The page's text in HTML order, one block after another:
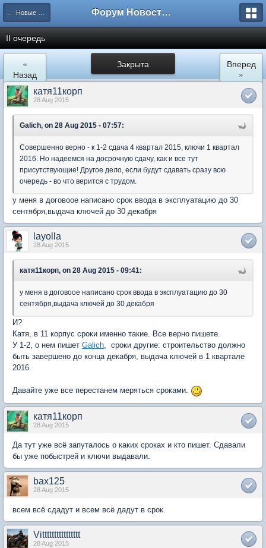
← Новые Водники Форум Новостройки
II очередь
Закрыта
«
Назад
Вперед
»
катя11корп
28 Aug 2015
Galich, on 28 Aug 2015 - 07:57:
Совершенно верно - к 1-2 сдача 4 квартал 2015, ключи 1 квартал
2016. Но надеемся на досрочную сдачу, как и все тут
присутствующие! Другое дело, если будут сдавать сразу всю
очередь - во что верится с трудом.
у меня в договоое написано срок ввода в эксплуатацию до 30
сентября,выдача ключей до 30 декабря
layolla
28 Aug 2015
катя11корп, on 28 Aug 2015 - 09:41:
у меня в договоое написано срок ввода в эксплуатацию до 30
сентября,выдача ключей до 30 декабря
И?
Катя, в 11 корпус сроки именно такие. Все верно пишете.
У 1-2, о нем пишет Galich, сроки другие: строительство должно
быть завершено до конца декабря, выдача ключей в 1 квартале
2016.
Давайте уже все перестанем меряться сроками.
катя11корп
28 Aug 2015
Да тут уже всё запуталось о каких сроках и кто пишет. Сдавали
бы уже побыстрей и ключи выдавали.
bax125
28 Aug 2015
всем всё сдадут и всем всё дадут в срок.
Vitttttttttttttttt
28 Aug 2015